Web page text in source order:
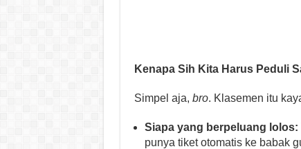
Kenapa Sih Kita Harus Peduli
Simpel aja, bro. Klasemen itu
Siapa yang berpeluang lolos:
punya tiket otomatis ke babak